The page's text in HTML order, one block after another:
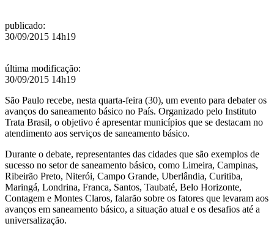
publicado:
30/09/2015 14h19
última modificação:
30/09/2015 14h19
São Paulo recebe, nesta quarta-feira (30), um evento para debater os
avanços do saneamento básico no País. Organizado pelo Instituto
Trata Brasil, o objetivo é apresentar municípios que se destacam no
atendimento aos serviços de saneamento básico.
Durante o debate, representantes das cidades que são exemplos de
sucesso no setor de saneamento básico, como Limeira, Campinas,
Ribeirão Preto, Niterói, Campo Grande, Uberlândia, Curitiba,
Maringá, Londrina, Franca, Santos, Taubaté, Belo Horizonte,
Contagem e Montes Claros, falarão sobre os fatores que levaram aos
avanços em saneamento básico, a situação atual e os desafios até a
universalização.